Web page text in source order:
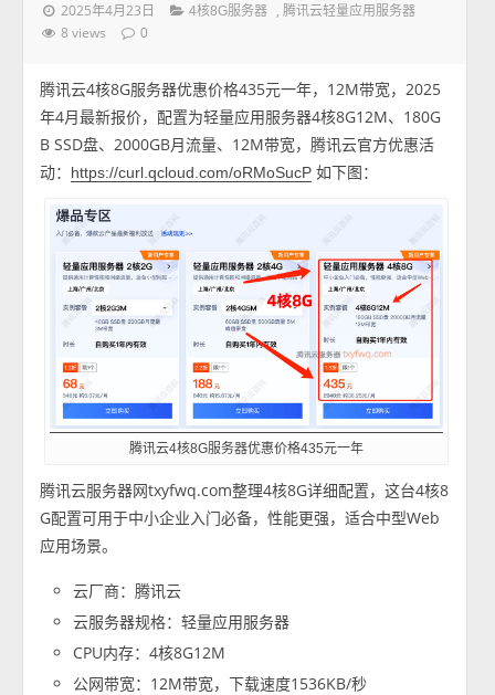
2025年4月23日 4核8G服务器 , 腾讯云轻量应用服务器
8 views 0
腾讯云4核8G服务器优惠价格435元一年，12M带宽，2025
年4月最新报价，配置为轻量应用服务器4核8G12M、180G
B SSD盘、2000GB月流量、12M带宽，腾讯云官方优惠活
动：
https://curl.qcloud.com/oRMoSucP 如下图：
腾讯云4核8G服务器优惠价格435元一年
腾讯云服务器网txyfwq.com整理4核8G详细配置，这台4核8
G配置可用于中小企业入门必备，性能更强，适合中型Web
应用场景。
云厂商：腾讯云
云服务器规格：轻量应用服务器
CPU内存：4核8G12M
公网带宽：12M带宽，下载速度1536KB/秒